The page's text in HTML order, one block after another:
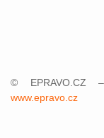
© EPRAVO.CZ
www.epravo.cz